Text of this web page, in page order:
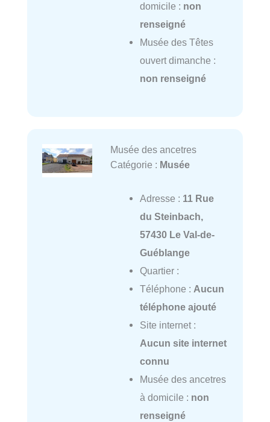
domicile : non
renseigné
Musée des Têtes
ouvert dimanche :
non renseigné
Musée des ancetres
Catégorie : Musée
Adresse : 11 Rue
du Steinbach,
57430 Le Val-de-
Guéblange
Quartier :
Téléphone : Aucun
téléphone ajouté
Site internet :
Aucun site internet
connu
Musée des ancetres
à domicile : non
renseigné